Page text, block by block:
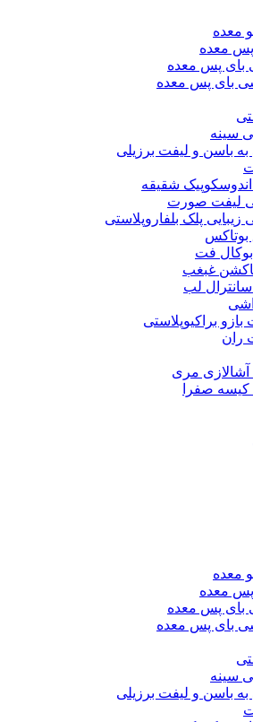
معده
معده
بای پس معده
بای پس معده
سینه
باسن و لیفت برزیلی
شقیقه
لیفت صورت
زیبایی پلک بلفاروپلاستی
بوتاکس
بوکال فت
غبغب
لب
براکیوپلاستی
ران
آشالازی مری
کیسه صفرا
معده
معده
بای پس معده
بای پس معده
سینه
باسن و لیفت برزیلی